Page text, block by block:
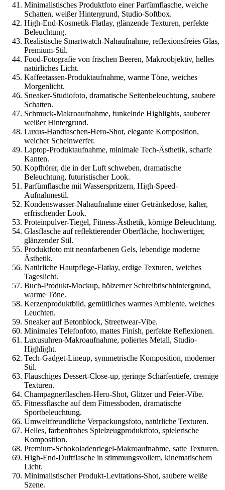
Minimalistisches Produktfoto einer Parfümflasche, weiche
Schatten, weißer Hintergrund, Studio-Softbox.
High-End-Kosmetik-Flatlay, glänzende Texturen, perfekte
Beleuchtung.
Realistische Smartwatch-Nahaufnahme, reflexionsfreies Glas,
Premium-Stil.
Food-Fotografie von frischen Beeren, Makroobjektiv, helles
natürliches Licht.
Kaffeetassen-Produktaufnahme, warme Töne, weiches
Morgenlicht.
Sneaker-Studiofoto, dramatische Seitenbeleuchtung, saubere
Schatten.
Schmuck-Makroaufnahme, funkelnde Highlights, sauberer
weißer Hintergrund.
Luxus-Handtaschen-Hero-Shot, elegante Komposition,
weicher Scheinwerfer.
Laptop-Produktaufnahme, minimale Tech-Ästhetik, scharfe
Kanten.
Kopfhörer, die in der Luft schweben, dramatische
Beleuchtung, futuristischer Look.
Parfümflasche mit Wasserspritzern, High-Speed-
Aufnahmestil.
Kondenswasser-Nahaufnahme einer Getränkedose, kalter,
erfrischender Look.
Proteinpulver-Tiegel, Fitness-Ästhetik, körnige Beleuchtung.
Glasflasche auf reflektierender Oberfläche, hochwertiger,
glänzender Stil.
Produktfoto mit neonfarbenen Gels, lebendige moderne
Ästhetik.
Natürliche Hautpflege-Flatlay, erdige Texturen, weiches
Tageslicht.
Buch-Produkt-Mockup, hölzerner Schreibtischhintergrund,
warme Töne.
Kerzenproduktbild, gemütliches warmes Ambiente, weiches
Leuchten.
Sneaker auf Betonblock, Streetwear-Vibe.
Minimales Telefonfoto, mattes Finish, perfekte Reflexionen.
Luxusuhren-Makroaufnahme, poliertes Metall, Studio-
Highlight.
Tech-Gadget-Lineup, symmetrische Komposition, moderner
Stil.
Flauschiges Dessert-Close-up, geringe Schärfentiefe, cremige
Texturen.
Champagnerflaschen-Hero-Shot, Glitzer und Feier-Vibe.
Fitnessflasche auf dem Fitnessboden, dramatische
Sportbeleuchtung.
Umweltfreundliche Verpackungsfoto, natürliche Texturen.
Helles, farbenfrohes Spielzeugproduktfoto, spielerische
Komposition.
Premium-Schokoladenriegel-Makroaufnahme, satte Texturen.
High-End-Duftflasche in stimmungsvollem, kinematischem
Licht.
Minimalistischer Produkt-Levitations-Shot, saubere weiße
Szene.